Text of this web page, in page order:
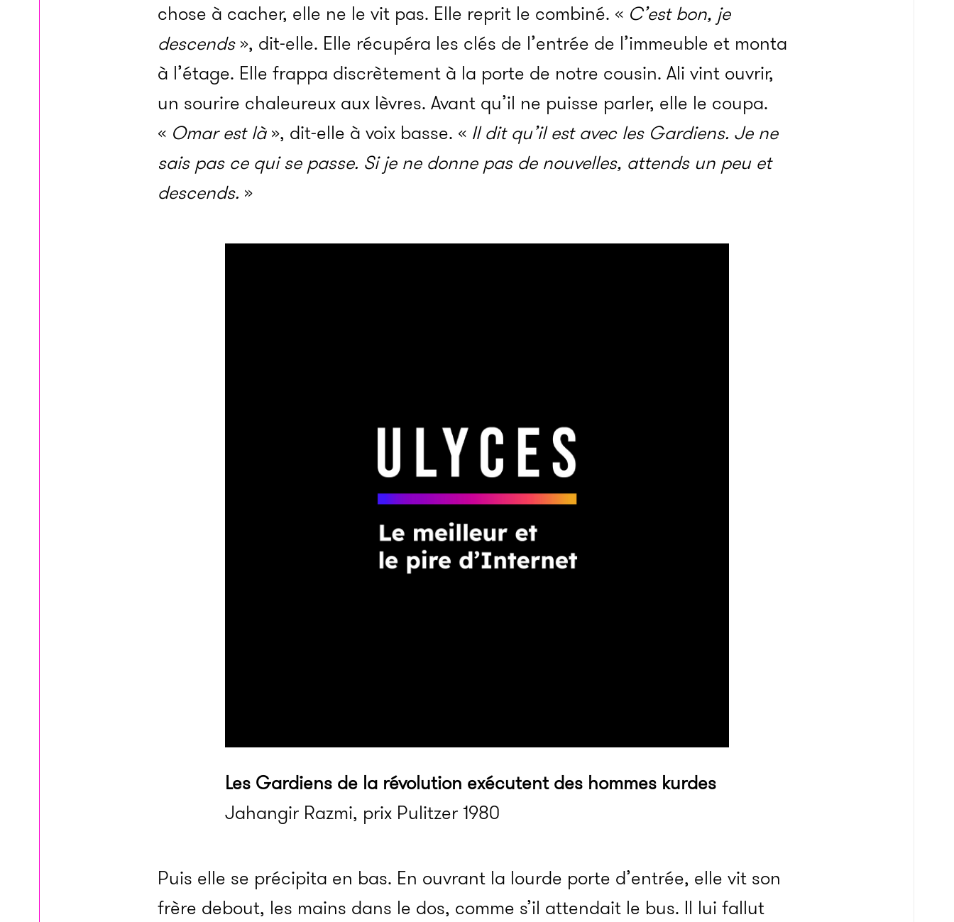
chose à cacher, elle ne le vit pas. Elle reprit le combiné. « C’est bon, je
descends», dit-elle. Elle récupéra les clés de l’entrée de l’immeuble et monta
à l’étage. Elle frappa discrètement à la porte de notre cousin. Ali vint ouvrir,
un sourire chaleureux aux lèvres. Avant qu’il ne puisse parler, elle le coupa.
« Omar est là», dit-elle à voix basse. « Il dit qu’il est avec les Gardiens. Je ne
sais pas ce qui se passe. Si je ne donne pas de nouvelles, attends un peu et
descends. »
Les Gardiens de la révolution exécutent des hommes kurdes
Jahangir Razmi, prix Pulitzer 1980
Puis elle se précipita en bas. En ouvrant la lourde porte d’entrée, elle vit son
frère debout, les mains dans le dos, comme s’il attendait le bus. Il lui fallut